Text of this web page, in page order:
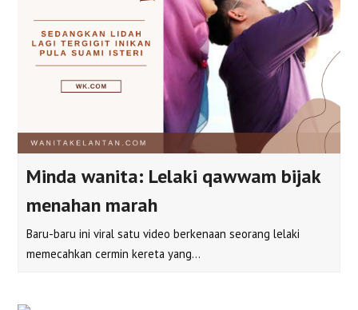
Minda wanita: Lelaki qawwam bijak
menahan marah
Baru-baru ini viral satu video berkenaan seorang lelaki
memecahkan cermin kereta yang…